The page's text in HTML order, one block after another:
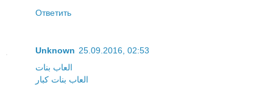
Ответить
Unknown 25.09.2016, 02:53
العاب بنات
العاب بنات كبار